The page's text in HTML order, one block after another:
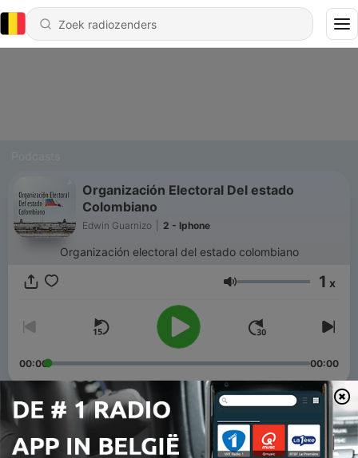
Organización Electoral Del estado
Colombiano
Edwin Guarnizo 2 - Iphone
Organización electoral del estado colombiano
Volume 1 x
00:00 00:00
Afleveringen